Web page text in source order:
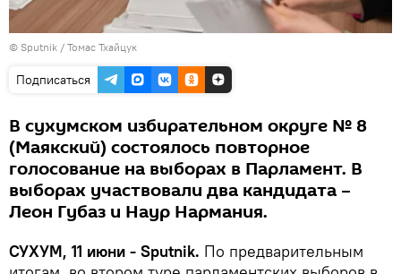
© Sputnik / Томас Тхайцук
Подписаться
В сухумском избирательном округе № 8
(Маякский) состоялось повторное
голосование на выборах в Парламент. В
выборах участвовали два кандидата –
Леон Губаз и Наур Нармания.
СУХУМ, 11 июни - Sputnik. По предварительным